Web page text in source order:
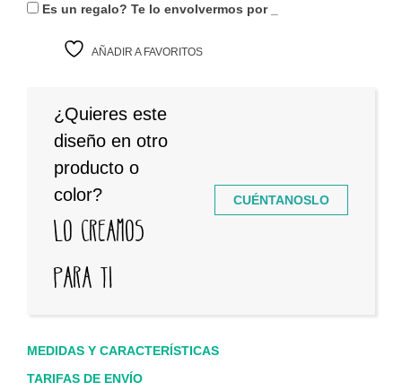
Es un regalo? Te lo envolvermos por
AÑADIR A FAVORITOS
¿Quieres este
diseño en otro
producto o
color?
Lo creamos
para ti
CUÉNTANOSLO
MEDIDAS Y CARACTERÍSTICAS
TARIFAS DE ENVÍO